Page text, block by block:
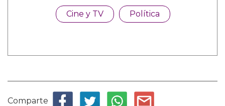
Cine y TV Política
Comparte